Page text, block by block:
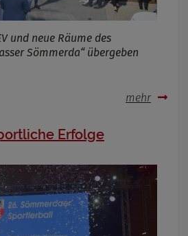
und neue Räume des
Sömmerda“ übergeben
mehr
Erfolge